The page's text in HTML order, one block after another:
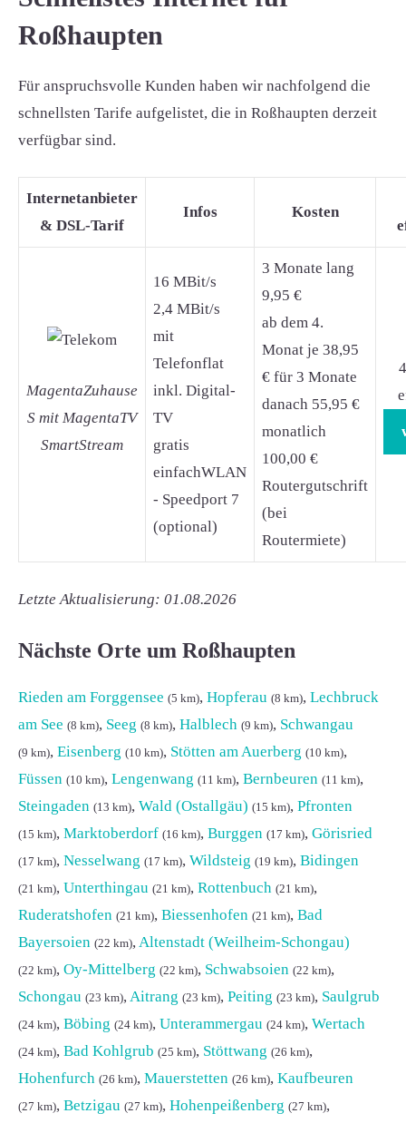
Roßhaupten
Für anspruchsvolle Kunden haben wir nachfolgend die
schnellsten Tarife aufgelistet, die in Roßhaupten derzeit
verfügbar sind.
Internetanbieter
& DSL-Tarif
Infos Kosten
MagentaZuhause
S mit MagentaTV
SmartStream
16 MBit/s
2,4 MBit/s
mit
Telefonflat
inkl. Digital-
TV
gratis
einfachWLAN
- Speedport 7
(optional)
3 Monate lang
9,95 €
ab dem 4.
Monat je 38,95
€ für 3 Monate
danach 55,95 €
monatlich
100,00 €
Routergutschrift
(bei
Routermiete)
Letzte Aktualisierung: 01.08.2026
Nächste Orte um Roßhaupten
Rieden am Forggensee (5 km), Hopferau (8 km), Lechbruck
am See (8 km), Seeg (8 km), Halblech (9 km), Schwangau
(9 km), Eisenberg (10 km), Stötten am Auerberg (10 km),
Füssen (10 km), Lengenwang (11 km), Bernbeuren (11 km),
Steingaden (13 km), Wald (Ostallgäu) (15 km), Pfronten
(15 km), Marktoberdorf (16 km), Burggen (17 km), Görisried
(17 km), Nesselwang (17 km), Wildsteig (19 km), Bidingen
(21 km), Unterthingau (21 km), Rottenbuch (21 km),
Ruderatshofen (21 km), Biessenhofen (21 km), Bad
Bayersoien (22 km), Altenstadt (Weilheim-Schongau)
(22 km), Oy-Mittelberg (22 km), Schwabsoien (22 km),
Schongau (23 km), Aitrang (23 km), Peiting (23 km), Saulgrub
(24 km), Böbing (24 km), Unterammergau (24 km), Wertach
(24 km), Bad Kohlgrub (25 km), Stöttwang (26 km),
Hohenfurch (26 km), Mauerstetten (26 km), Kaufbeuren
(27 km), Betzigau (27 km), Hohenpeißenberg (27 km),